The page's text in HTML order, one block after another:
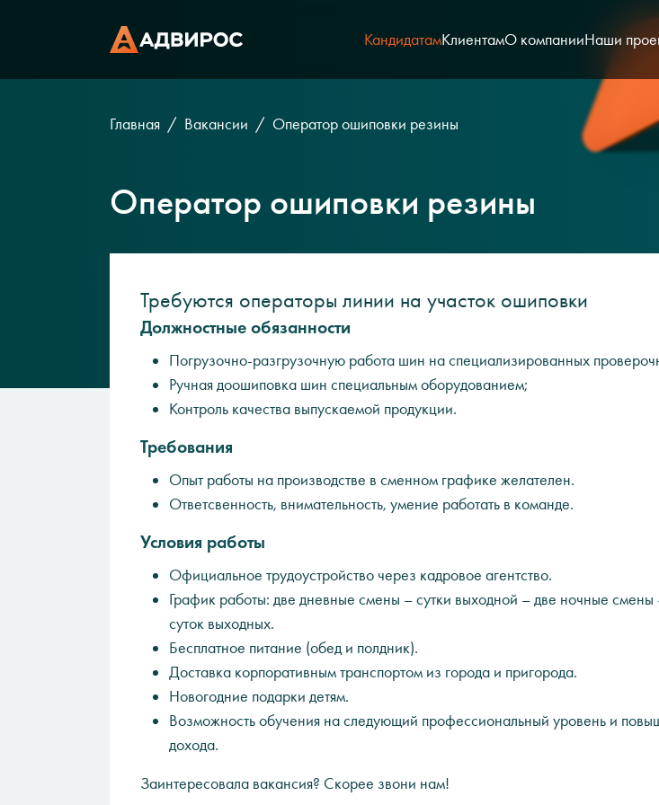
КандидатамКлиентамО компанииНаши
Главная Вакансии Оператор ошиповки резины
Оператор ошиповки резины
Требуются операторы линии на участок ошиповки
Должностные обязанности
Погрузочно-разгрузочную работа шин на специализированных
Ручная доошиповка шин специальным оборудованием;
Контроль качества выпускаемой продукции.
Требования
Опыт работы на производстве в сменном графике желателен.
Ответсвенность, внимательность, умение работать в команде.
Условия работы
Официальное трудоустройство через кадровое агентство.
График работы: две дневные смены – сутки выходной – две ночные смены
суток выходных.
Бесплатное питание (обед и полдник).
Доставка корпоративным транспортом из города и пригорода.
Новогодние подарки детям.
Возможность обучения на следующий профессиональный уровень и
дохода.
Заинтересовала вакансия? Скорее звони нам!